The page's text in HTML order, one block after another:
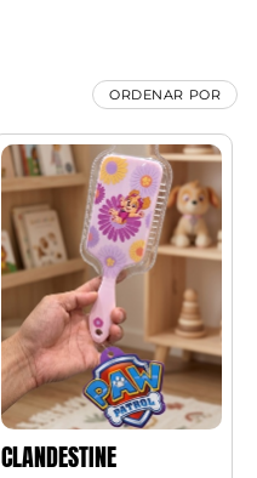
ORDENAR POR
CLANDESTINE